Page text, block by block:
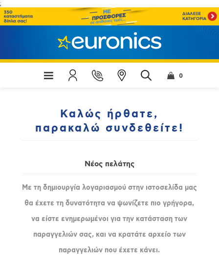
;
0
Καλώς ήρθατε,
παρακαλώ συνδεθείτε!
Νέος πελάτης
Με τη δημιουργία λογαριασμού στην ιστοσελίδα μας
θα έχετε τη δυνατότητα να ψωνίζετε πιο γρήγορα,
να είστε ενημερωμένοι για την κατάσταση των
παραγγελιών σας, και να κρατάτε αρχείο των
παραγγελιών που έχετε κάνει.